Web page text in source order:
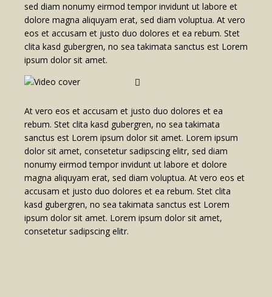
sed diam nonumy eirmod tempor invidunt ut labore et
dolore magna aliquyam erat, sed diam voluptua. At vero
eos et accusam et justo duo dolores et ea rebum. Stet
clita kasd gubergren, no sea takimata sanctus est Lorem
ipsum dolor sit amet.
At vero eos et accusam et justo duo dolores et ea
rebum. Stet clita kasd gubergren, no sea takimata
sanctus est Lorem ipsum dolor sit amet. Lorem ipsum
dolor sit amet, consetetur sadipscing elitr, sed diam
nonumy eirmod tempor invidunt ut labore et dolore
magna aliquyam erat, sed diam voluptua. At vero eos et
accusam et justo duo dolores et ea rebum. Stet clita
kasd gubergren, no sea takimata sanctus est Lorem
ipsum dolor sit amet. Lorem ipsum dolor sit amet,
consetetur sadipscing elitr.